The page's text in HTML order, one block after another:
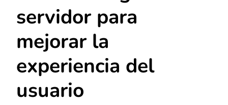
servidor para
mejorar la
experiencia del
usuario